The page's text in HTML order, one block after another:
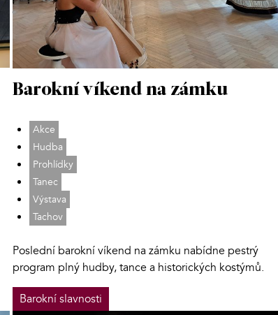
Barokní víkend na zámku
Akce
Hudba
Prohlídky
Tanec
Výstava
Tachov
Poslední barokní víkend na zámku nabídne pestrý
program plný hudby, tance a historických kostýmů.
Barokní slavnosti